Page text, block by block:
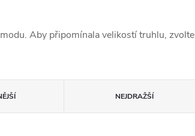
Aby připomínala velikostí truhlu, zvolte
NEJDRAŽŠÍ